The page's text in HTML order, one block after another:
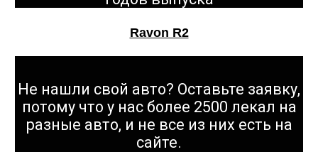
Ravon R2
Не нашли свой авто? Оставьте заявку,
потому что у нас более 2500 лекал на
разные авто, и не все из них есть на
сайте.